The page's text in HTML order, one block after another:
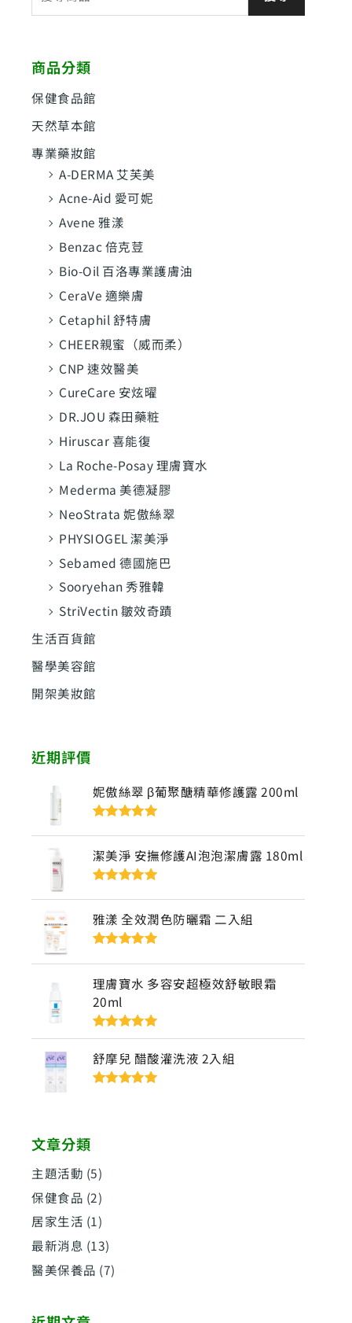
尋
字
:
商品分類
保健食品館
天然草本館
專業藥妝館
A-DERMA 艾芙美
Acne-Aid 愛可妮
Avene 雅漾
Benzac 倍克荳
Bio-Oil 百洛專業護膚油
CeraVe 適樂膚
Cetaphil 舒特膚
CHEER親蜜（威而柔）
CNP 速效醫美
CureCare 安炫曜
DR.JOU 森田藥粧
Hiruscar 喜能復
La Roche-Posay 理膚寶水
Mederma 美德凝膠
NeoStrata 妮傲絲翠
PHYSIOGEL 潔美淨
Sebamed 德國施巴
Sooryehan 秀雅韓
StriVectin 皺效奇蹟
生活百貨館
醫學美容館
開架美妝館
近期評價
妮傲絲翠 β葡聚醣精華修護露 200ml
5
潔美淨 安撫修護AI泡泡潔膚露 180ml
5
雅漾 全效潤色防曬霜 二入組
5
理膚寶水 多容安超極效舒敏眼霜
20ml
評分5滿分
舒摩兒 醋酸灌洗液 2入組
文章分類
主題活動 (5)
保健食品 (2)
居家生活 (1)
最新消息 (13)
醫美保養品 (7)